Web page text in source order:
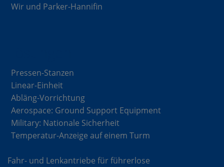
Wir und Parker-Hannifin
Pressen-Stanzen
Linear-Einheit
Abläng-Vorrichtung
Aerospace: Ground Support Equipment
Military: Nationale Sicherheit
Temperatur-Anzeige auf einem Turm
Fahr- und Lenkantriebe für führerlose